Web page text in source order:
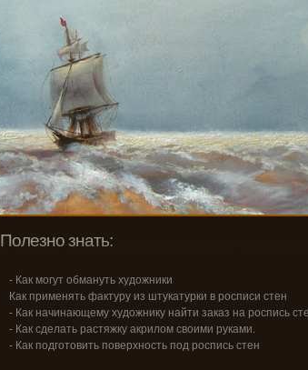
Полезно знать:
- Как могут обмануть художники
Как применять фактуру из штукатурки в росписи стен
- Как начинающему художнику найти заказ на роспись
- Как сделать растяжку акрилом своими руками.
- Как подготовить поверхность под роспись стен